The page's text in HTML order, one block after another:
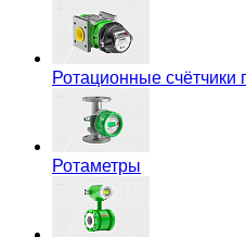
Ротационные счётчики
Ротаметры